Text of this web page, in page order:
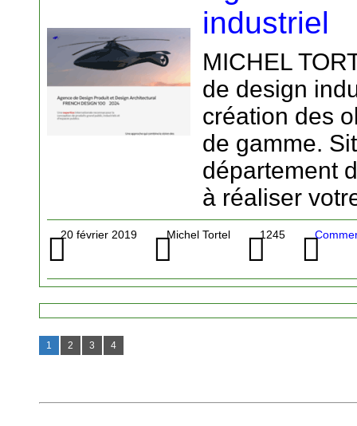
industriel
MICHEL
de design
création des
de gamme.
département
à réaliser
20 février 2019 Michel Tortel 1245
1 2 3 4